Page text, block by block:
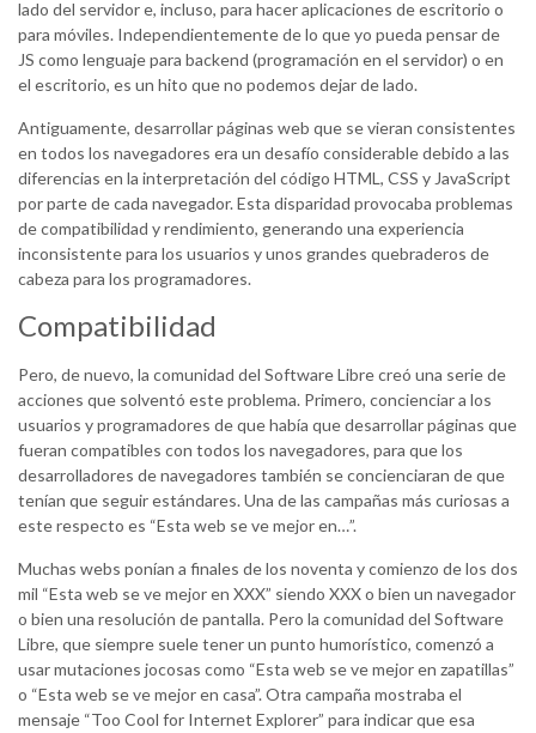
lado del servidor e, incluso, para hacer aplicaciones de escritorio o
para móviles. Independientemente de lo que yo pueda pensar de
JS como lenguaje para backend (programación en el servidor) o en
el escritorio, es un hito que no podemos dejar de lado.
Antiguamente, desarrollar páginas web que se vieran consistentes
en todos los navegadores era un desafío considerable debido a las
diferencias en la interpretación del código HTML, CSS y JavaScript
por parte de cada navegador. Esta disparidad provocaba problemas
de compatibilidad y rendimiento, generando una experiencia
inconsistente para los usuarios y unos grandes quebraderos de
cabeza para los programadores.
Compatibilidad
Pero, de nuevo, la comunidad del Software Libre creó una serie de
acciones que solventó este problema. Primero, concienciar a los
usuarios y programadores de que había que desarrollar páginas que
fueran compatibles con todos los navegadores, para que los
desarrolladores de navegadores también se concienciaran de que
tenían que seguir estándares. Una de las campañas más curiosas a
este respecto es “Esta web se ve mejor en…”.
Muchas webs ponían a finales de los noventa y comienzo de los dos
mil “Esta web se ve mejor en XXX” siendo XXX o bien un navegador
o bien una resolución de pantalla. Pero la comunidad del Software
Libre, que siempre suele tener un punto humorístico, comenzó a
usar mutaciones jocosas como “Esta web se ve mejor en zapatillas”
o “Esta web se ve mejor en casa”. Otra campaña mostraba el
mensaje “Too Cool for Internet Explorer” para indicar que esa